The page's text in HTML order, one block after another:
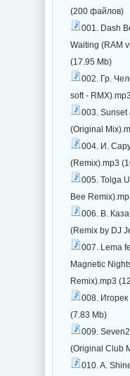
(200 файлов)
001. Dash
Waiting (RAM
(17.95 Mb)
002. Гр.
soft -
003. Sunset
(Original
004. И.
(Remix).mp3
005. Tolga
Bee
006. В.
(Remix by DJ
007. Lema
Magnetic
Remix).mp3
008.
(7.83 Mb)
009.
(Original Club
010. A.